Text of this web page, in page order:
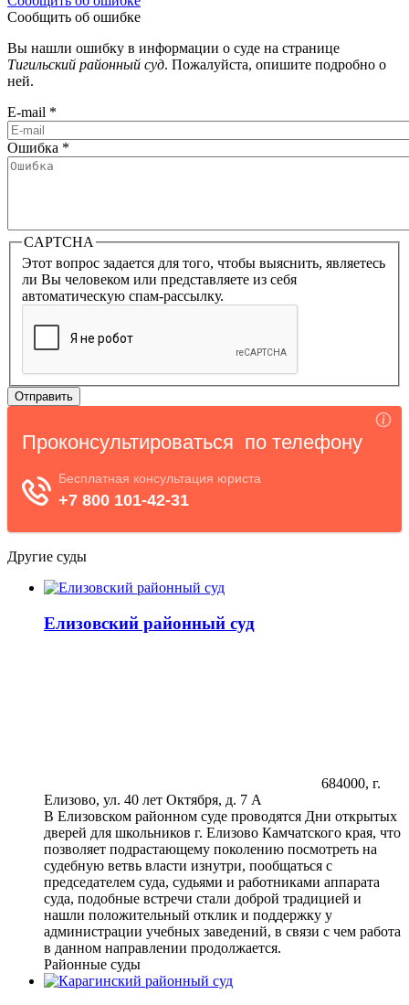
Сообщить об ошибке
Вы нашли ошибку в информации о суде на странице
Тигильский районный суд. Пожалуйста, опишите подробно о
ней.
E-mail *
Ошибка *
CAPTCHA
Этот вопрос задается для того, чтобы выяснить, являетесь
ли Вы человеком или представляете из себя
автоматическую спам-рассылку.
Другие суды
Елизовский районный суд
684000, г.
Елизово, ул. 40 лет Октября, д. 7 А
В Елизовском районном суде проводятся Дни открытых
дверей для школьников г. Елизово Камчатского края, что
позволяет подрастающему поколению посмотреть на
судебную ветвь власти изнутри, пообщаться с
председателем суда, судьями и работниками аппарата
суда, подобные встречи стали доброй традицией и
нашли положительный отклик и поддержку у
администрации учебных заведений, в связи с чем работа
в данном направлении продолжается.
Районные суды